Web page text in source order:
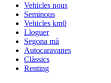
Vehicles nous
Seminous
Vehicles km0
Lloguer
Segona mà
Autocaravanes
Clàssics
Renting